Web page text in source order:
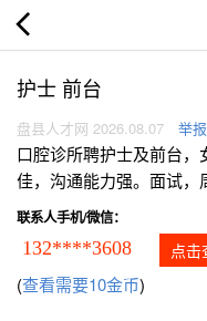
护士 前台
盘县人才网 2026.08.07 举报
口腔诊所聘护士及前台
佳，沟通能力强。面试，
联系人手机/微信：
132****3608 点击
(查看需要10金币)